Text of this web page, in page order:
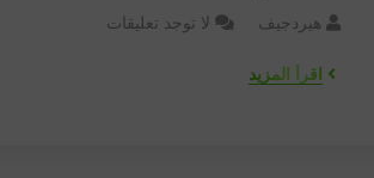
هيردجيف لا توجد تعليقات
اقرأ المزيد